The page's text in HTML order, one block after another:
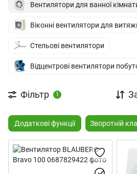
Вентилятори для ванної
Віконні вентилятори для
Стельові вентилятори
Відцентрові вентилятори
Фільтр 1
Додаткові функції Зворотній